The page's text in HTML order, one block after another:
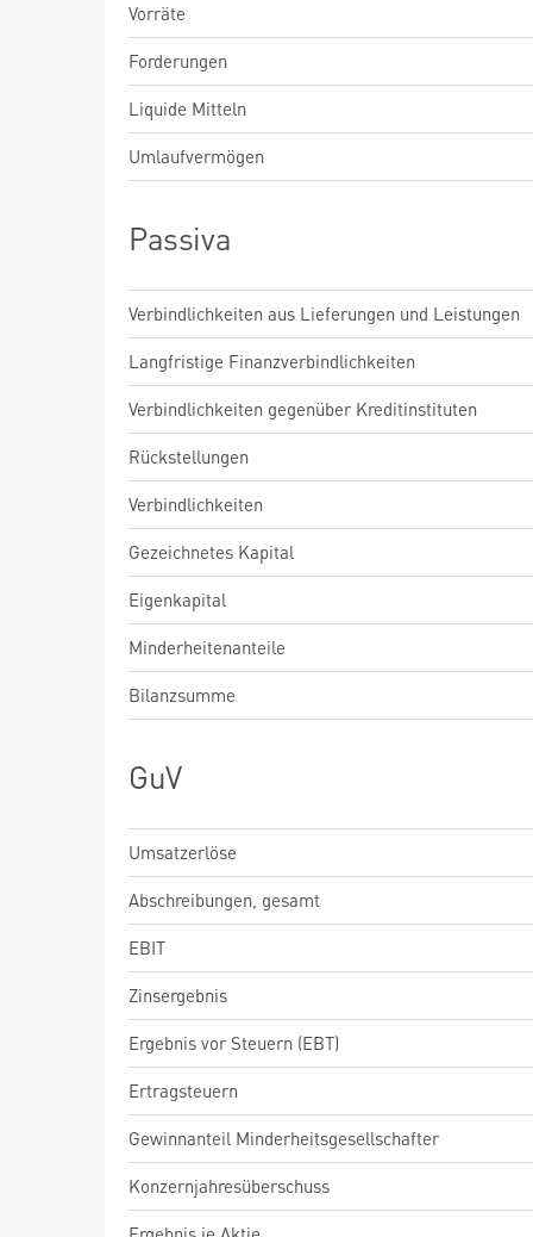
Vorräte
Forderungen
Liquide Mitteln
Umlaufvermögen
Passiva
Verbindlichkeiten aus Lieferungen und Leistungen
Langfristige Finanzverbindlichkeiten
Verbindlichkeiten gegenüber Kreditinstituten
Rückstellungen
Verbindlichkeiten
Gezeichnetes Kapital
Eigenkapital
Minderheitenanteile
Bilanzsumme
GuV
Umsatzerlöse
Abschreibungen, gesamt
EBIT
Zinsergebnis
Ergebnis vor Steuern (EBT)
Ertragsteuern
Gewinnanteil Minderheitsgesellschafter
Konzernjahresüberschuss